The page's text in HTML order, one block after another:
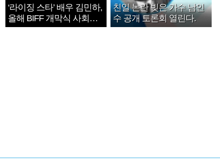
‘라이징 스타’ 배우 김민하,
올해 BIFF 개막식 사회자
확정
친일 논란 빚은 가수 남인
수 공개 토론회 열린다.